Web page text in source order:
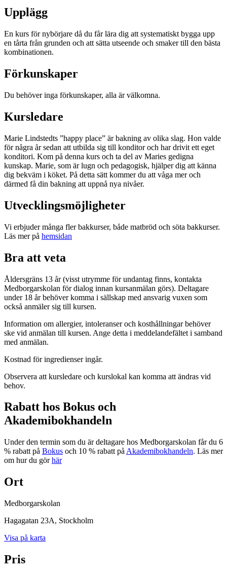
Upplägg
En kurs för nybörjare då du får lära dig att systematiskt bygga upp
en tårta från grunden och att sätta utseende och smaker till den bästa
kombinationen.
Förkunskaper
Du behöver inga förkunskaper, alla är välkomna.
Kursledare
Marie Lindstedts ”happy place” är bakning av olika slag. Hon valde
för några år sedan att utbilda sig till konditor och har drivit ett eget
konditori. Kom på denna kurs och ta del av Maries gedigna
kunskap. Marie, som är lugn och pedagogisk, hjälper dig att känna
dig bekväm i köket. På detta sätt kommer du att våga mer och
därmed få din bakning att uppnå nya nivåer.
Utvecklingsmöjligheter
Vi erbjuder många fler bakkurser, både matbröd och söta bakkurser.
Läs mer på hemsidan
Bra att veta
Åldersgräns 13 år (visst utrymme för undantag finns, kontakta
Medborgarskolan för dialog innan kursanmälan görs). Deltagare
under 18 år behöver komma i sällskap med ansvarig vuxen som
också anmäler sig till kursen.
Information om allergier, intoleranser och kosthållningar behöver
ske vid anmälan till kursen. Ange detta i meddelandefältet i samband
med anmälan.
Kostnad för ingredienser ingår.
Observera att kursledare och kurslokal kan komma att ändras vid
behov.
Rabatt hos Bokus och
Akademibokhandeln
Under den termin som du är deltagare hos Medborgarskolan får du 6
% rabatt på Bokus och 10 % rabatt på Akademibokhandeln. Läs mer
om hur du görhär
Ort
Medborgarskolan
Hagagatan 23A, Stockholm
Visa på karta
Pris